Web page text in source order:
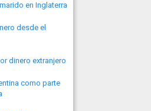
en Inglaterra
desde el
dinero extranjero
como parte